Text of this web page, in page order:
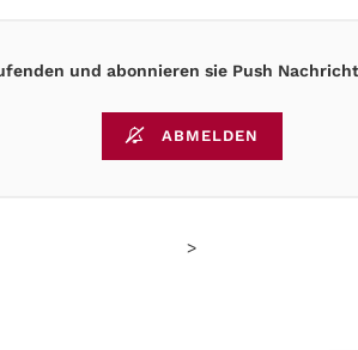
und abonnieren sie Push
ABMELDEN
>